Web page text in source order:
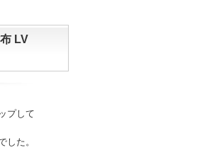
LV
プして
した。